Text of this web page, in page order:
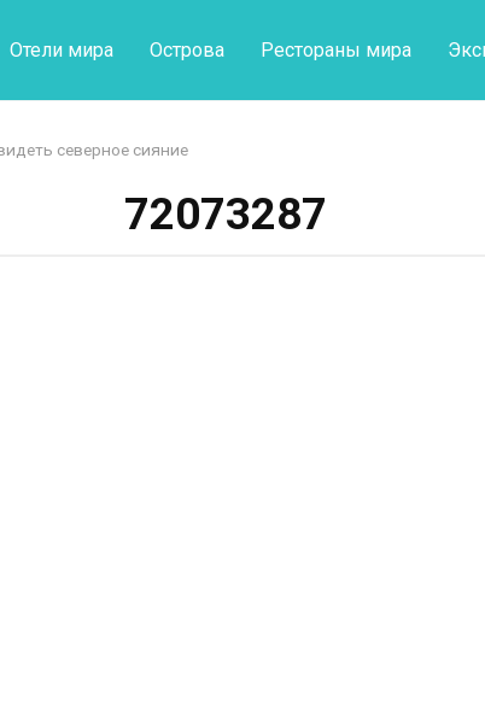
Отели мира Острова Рестораны мира
северное сияние
72073287